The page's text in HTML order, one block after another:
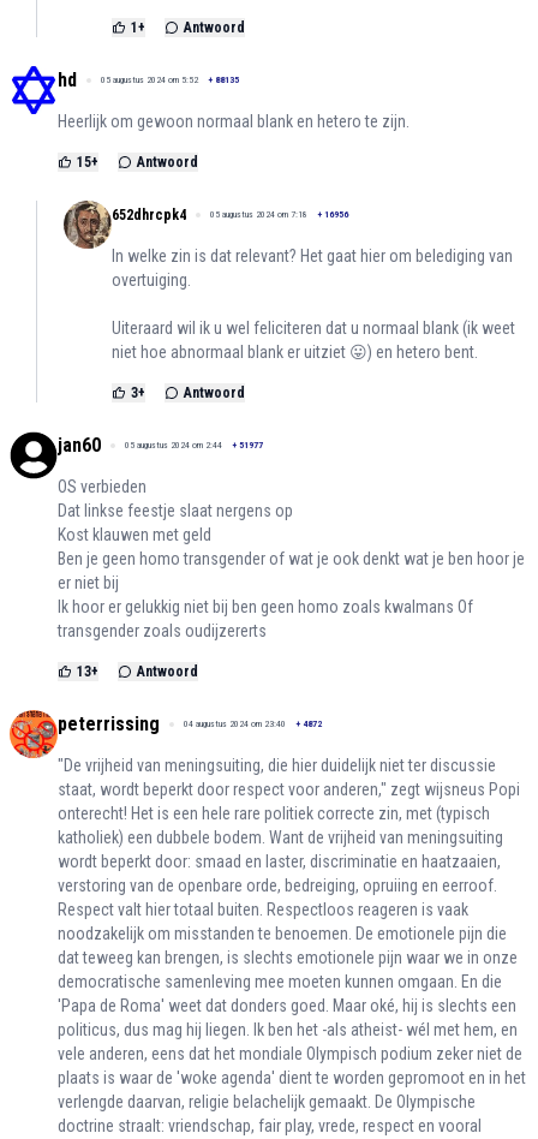
1 + Antwoord
hd 05 augustus 2024 om 5:52 + 88135
Heerlijk om gewoon normaal blank en hetero te zijn.
15+ Antwoord
652dhrcpk4 05 augustus 2024 om 7:18 + 16956
In welke zin is dat relevant? Het gaat hier om belediging van
overtuiging.
Uiteraard wil ik u wel feliciteren dat u normaal blank (ik weet
niet hoe abnormaal blank er uitziet 😛) en hetero bent.
3+ Antwoord
jan60 05 augustus 2024 om 2:44 + 51977
OS verbieden
Dat linkse feestje slaat nergens op
Kost klauwen met geld
Ben je geen homo transgender of wat je ook denkt wat je ben hoor je
er niet bij
Ik hoor er gelukkig niet bij ben geen homo zoals kwalmans Of
transgender zoals oudijzererts
13+ Antwoord
peterrissing 04 augustus 2024 om 23:40 + 4872
"De vrijheid van meningsuiting, die hier duidelijk niet ter discussie
staat, wordt beperkt door respect voor anderen," zegt wijsneus Popi
onterecht! Het is een hele rare politiek correcte zin, met (typisch
katholiek) een dubbele bodem. Want de vrijheid van meningsuiting
wordt beperkt door: smaad en laster, discriminatie en haatzaaien,
verstoring van de openbare orde, bedreiging, opruiing en eerroof.
Respect valt hier totaal buiten. Respectloos reageren is vaak
noodzakelijk om misstanden te benoemen. De emotionele pijn die
dat teweeg kan brengen, is slechts emotionele pijn waar we in onze
democratische samenleving mee moeten kunnen omgaan. En die
'Papa de Roma' weet dat donders goed. Maar oké, hij is slechts een
politicus, dus mag hij liegen. Ik ben het -als atheist- wél met hem, en
vele anderen, eens dat het mondiale Olympisch podium zeker niet de
plaats is waar de 'woke agenda' dient te worden gepromoot en in het
verlengde daarvan, religie belachelijk gemaakt. De Olympische
doctrine straalt: vriendschap, fair play, vrede, respect en vooral